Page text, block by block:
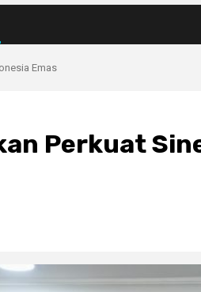
Emas
Perkuat